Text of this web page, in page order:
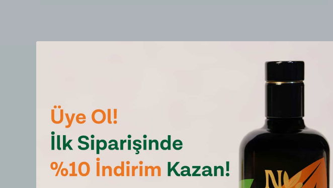
Doğrulanmış Alışveriş
GöksarK.
Doğrulanmış Alışveriş